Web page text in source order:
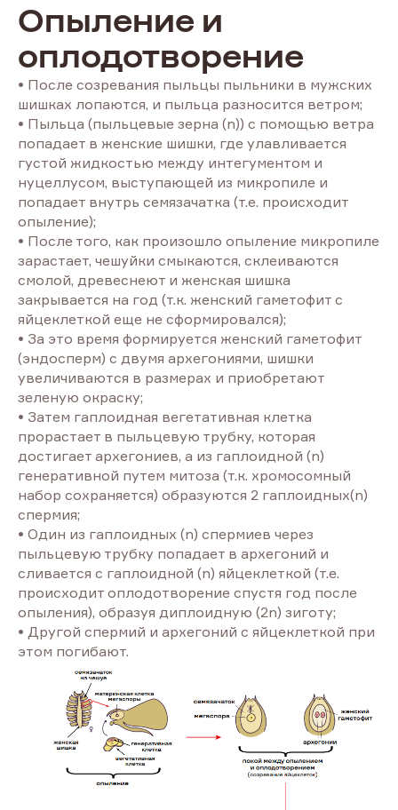
Опыление и
оплодотворение
• После созревания пыльцы пыльники в мужских
шишках лопаются, и пыльца разносится ветром;
• Пыльца (пыльцевые зерна (n)) с помощью ветра
попадает в женские шишки, где улавливается
густой жидкостью между интегументом и
нуцеллусом, выступающей из микропиле и
попадает внутрь семязачатка (т.е. происходит
опыление);
• После того, как произошло опыление микропиле
зарастает, чешуйки смыкаются, склеиваются
смолой, древеснеют и женская шишка
закрывается на год (т.к. женский гаметофит с
яйцеклеткой еще не сформировался);
• За это время формируется женский гаметофит
(эндосперм) с двумя архегониями, шишки
увеличиваются в размерах и приобретают
зеленую окраску;
• Затем гаплоидная вегетативная клетка
прорастает в пыльцевую трубку, которая
достигает архегониев, а из гаплоидной (n)
генеративной путем митоза (т.к. хромосомный
набор сохраняется) образуются 2 гаплоидных(n)
спермия;
• Один из гаплоидных (n) спермиев через
пыльцевую трубку попадает в архегоний и
сливается с гаплоидной (n) яйцеклеткой (т.е.
происходит оплодотворение спустя год после
опыления), образуя диплоидную (2n) зиготу;
• Другой спермий и архегоний с яйцеклеткой при
этом погибают.